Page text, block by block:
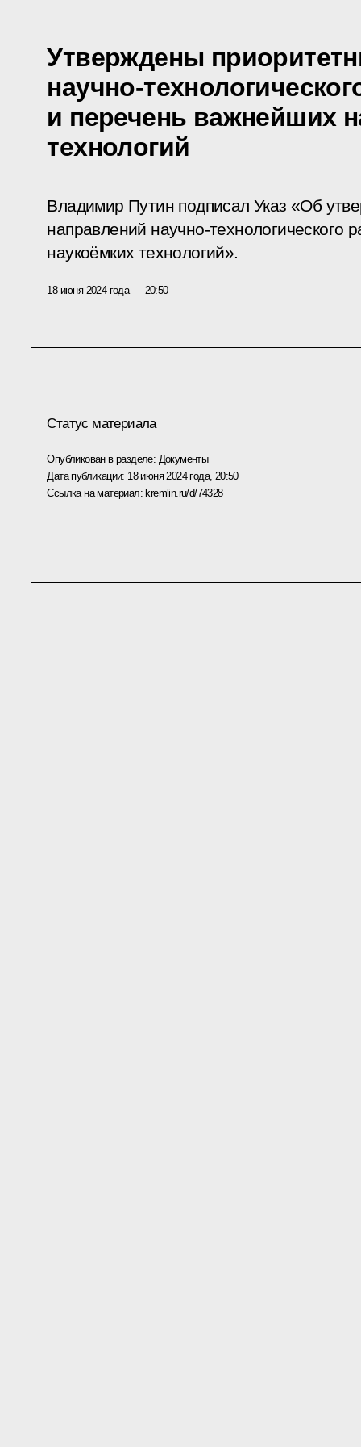
Утверждены
научно-
и перечень важнейших
технологий
Владимир Путин подписал Указ «Об
направлений научно-технологического
наукоёмких технологий».
18 июня 2024 года 20:50
Статус материала
Опубликован в разделе: Документы
Дата публикации: 18 июня 2024 года, 20:50
Ссылка на материал: kremlin.ru/d/74328